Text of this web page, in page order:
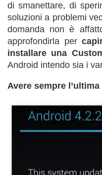
di smanettare, di
soluzioni a problemi
domanda non è
approfondirla per
installare una
Android intendo sia i
Avere sempre